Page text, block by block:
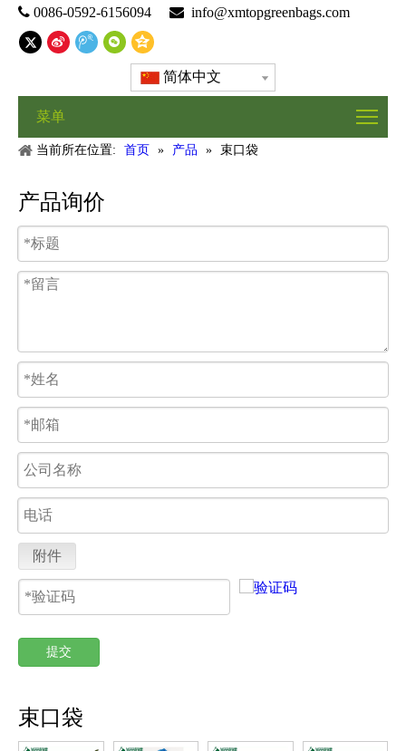
 0086-0592-6156094  info@xmtopgreenbags.com
简体中文
菜单
当前所在位置: 首页 » 产品 » 束口袋
产品询价
附件
提交
束口袋